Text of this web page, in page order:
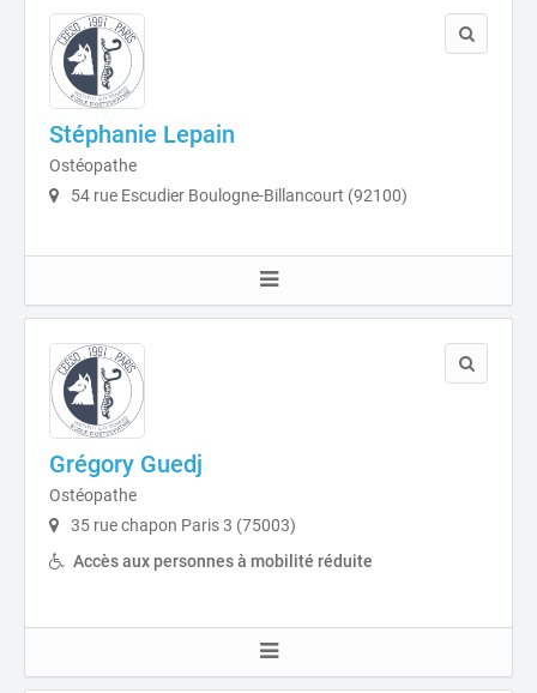
Stéphanie Lepain
Ostéopathe
54 rue Escudier Boulogne-Billancourt (92100)
Grégory Guedj
Ostéopathe
35 rue chapon Paris 3 (75003)
Accès aux personnes à mobilité réduite